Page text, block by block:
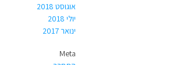
אוגוסט 2018
יולי 2018
ינואר 2017
Meta